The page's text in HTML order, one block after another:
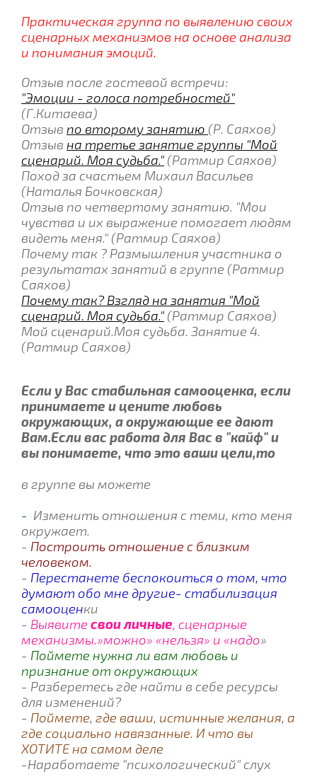
Практическая группа по выявлению своих
сценарных механизмов на основе анализа
и понимания эмоций.
Отзыв после гостевой встречи:
"Эмоции - голоса потребностей"
(Г.Китаева)
Отзыв по второму занятию (Р. Саяхов)
Отзыв на третье занятие группы "Мой
сценарий. Моя судьба." (Ратмир Саяхов)
Поход за счастьем Михаил Васильев
(Наталья Бочковская)
Отзыв по четвертому занятию. "Мои
чувства и их выражение помогает людям
видеть меня." (Ратмир Саяхов)
Почему так ? Размышления участника о
результатах занятий в группе (Ратмир
Саяхов)
Почему так? Взгляд на занятия "Мой
сценарий. Моя судьба." (Ратмир Саяхов)
Мой сценарий.Моя судьба. Занятие 4.
(Ратмир Саяхов)
Если у Вас стабильная самооценка, если
принимаете и цените любовь
окружающих, а окружающие ее дают
Вам.Если вас работа для Вас в "кайф" и
вы понимаете, что это ваши цели,то
в группе вы можете
- Изменить отношения с теми, кто меня
окружает.
- Построить отношение с близким
человеком.
- Перестанете беспокоиться о том, что
думают обо мне другие- стабилизация
самооценки
- Выявите свои личные, сценарные
механизмы.»можно» «нельзя» и «надо»
- Поймете нужна ли вам любовь и
признание от окружающих
- Разберетесь где найти в себе ресурсы
для изменений?
- Поймете, где ваши, истинные желания, а
где социально навязанные. И что вы
ХОТИТЕ на самом деле
-Наработаете "психологический" слух